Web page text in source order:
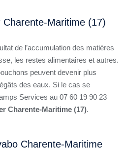
Charente-Maritime (17)
de l’accumulation des matières
les restes alimentaires et autres.
peuvent devenir plus
des eaux. Si le cas se
Services au 07 60 19 90 23
Charente-Maritime (17).
Charente-Maritime